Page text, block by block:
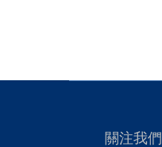
關注我們